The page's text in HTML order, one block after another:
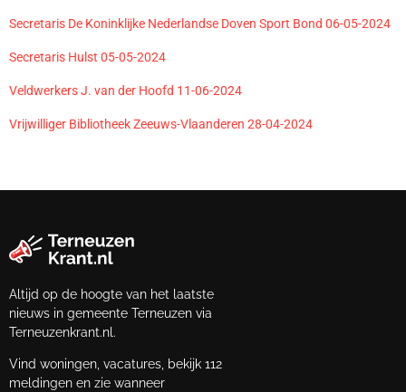
Secretaris De Koninklijke Nederlandse Doven Sport Bond 06-05-2024
Secretaris Hulst 05-05-2024
Veldwerkers J. van der Hoofd 11-06-2024
Vrijwilliger Bibliotheek Zeeuws-Vlaanderen 28-04-2024
Altijd op de hoogte van het laatste
nieuws in gemeente Terneuzen via
Terneuzenkrant.nl.
Vind woningen, vacatures, bekijk 112
meldingen en zie wanneer